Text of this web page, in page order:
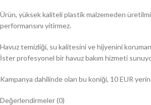
Ürün, yüksek kaliteli plastik malzemeden
performansını yitirmez.
Havuz temizliği, su kalitesini ve hijyenini
İster profesyonel bir havuz bakım hizmeti
Kampanya dahilinde olan bu koniği, 10 EUR
Değerlendirmeler (0)